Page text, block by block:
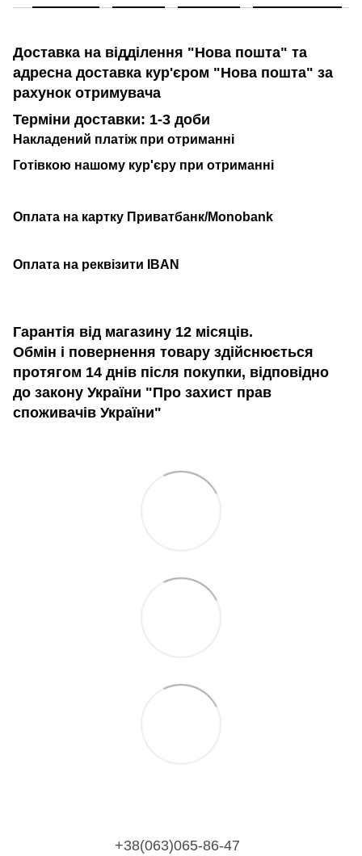
Доставка на відділення "Нова пошта" та
адресна доставка кур'єром "Нова пошта" за
рахунок отримувача
Терміни доставки: 1-3 доби
Накладений платіж при отриманні
Готівкою нашому кур'єру при отриманні
Оплата на картку Приватбанк/Monobank
Оплата на реквізити IBAN
Гарантія від магазину 12 місяців.
Обмін і повернення товару здійснюється
протягом 14 днів після покупки, відповідно
до закону України "Про захист прав
споживачів України"
+38(063)065-86-47